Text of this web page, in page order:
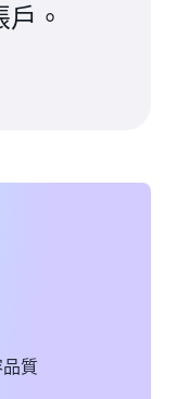
。
質